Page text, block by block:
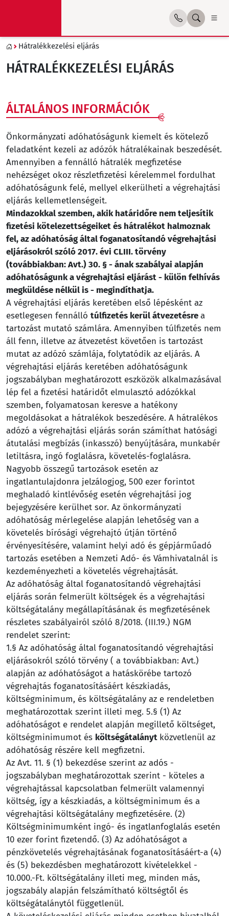
Hátralékkezelési eljárás
HÁTRALÉKKEZELÉSI ELJÁRÁS
ÁLTALÁNOS INFORMÁCIÓK
Önkormányzati adóhatóságunk kiemelt és kötelező
feladatként kezeli az adózók hátralékainak beszedését.
Amennyiben a fennálló hátralék megfizetése
nehézséget okoz részletfizetési kérelemmel fordulhat
adóhatóságunk felé, mellyel elkerülheti a végrehajtási
eljárás kellemetlenségeit.
Mindazokkal szemben, akik határidőre nem teljesítik
fizetési kötelezettségeiket és hátralékot halmoznak
fel, az adóhatóság által foganatosítandó végrehajtási
eljárásokról szóló 2017. évi CLIII. törvény
(továbbiakban: Avt.) 30. § - ának szabályai alapján
adóhatóságunk a végrehajtási eljárást - külön felhívás
megküldése nélkül is - megindíthatja.
A végrehajtási eljárás keretében első lépésként az
esetlegesen fennálló túlfizetés kerül átvezetésrea
tartozást mutató számlára. Amennyiben túlfizetés nem
áll fenn, illetve az átvezetést követően is tartozást
mutat az adózó számlája, folytatódik az eljárás. A
végrehajtási eljárás keretében adóhatóságunk
jogszabályban meghatározott eszközök alkalmazásával
lép fel a fizetési határidőt elmulasztó adózókkal
szemben, folyamatosan keresve a hatékony
megoldásokat a hátralékok beszedésére. A hátralékos
adózó a végrehajtási eljárás során számíthat hatósági
átutalási megbízás (inkasszó) benyújtására, munkabér
letiltásra, ingó foglalásra, követelés-foglalásra.
Nagyobb összegű tartozások esetén az
ingatlantulajdonra jelzálogjog, 500 ezer forintot
meghaladó kintlévőség esetén végrehajtási jog
bejegyzésére kerülhet sor. Az önkormányzati
adóhatóság mérlegelése alapján lehetőség van a
követelés bírósági végrehajtó útján történő
érvényesítésére, valamint helyi adó és gépjárműadó
tartozás esetében a Nemzeti Adó- és Vámhivatalnál is
kezdeményezheti a követelés végrehajtását.
Az adóhatóság által foganatosítandó végrehajtási
eljárás során felmerült költségek és a végrehajtási
költségátalány megállapításának és megfizetésének
részletes szabályairól szóló 8/2018. (III.19.) NGM
rendelet szerint:
1.§ Az adóhatóság által foganatosítandó végrehajtási
eljárásokról szóló törvény ( a továbbiakban: Avt.)
alapján az adóhatóságot a hatáskörébe tartozó
végrehajtás foganatosításáért készkiadás,
költségminimum, és költségátalány az e rendeletben
meghatározottak szerint illeti meg. 5.§ (1) Az
adóhatóságot e rendelet alapján megillető költséget,
költségminimumot és költségátalányt közvetlenül az
adóhatóság részére kell megfizetni.
Az Avt. 11. § (1) bekezdése szerint az adós -
jogszabályban meghatározottak szerint - köteles a
végrehajtással kapcsolatban felmerült valamennyi
költség, így a készkiadás, a költségminimum és a
végrehajtási költségátalány megfizetésére. (2)
Költségminimumként ingó- és ingatlanfoglalás esetén
10 ezer forint fizetendő. (3) Az adóhatóságot a
pénzkövetelés végrehajtásának foganatosításáért-a (4)
és (5) bekezdésben meghatározott kivételekkel -
10.000.-Ft. költségátalány illeti meg, minden más,
jogszabály alapján felszámítható költségtől és
költségátalánytól függetlenül.